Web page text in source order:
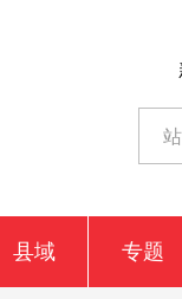
县域 专题